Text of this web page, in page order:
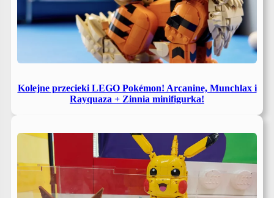
Kolejne przecieki LEGO Pokémon! Arcanine, Munchlax i
Rayquaza + Zinnia minifigurka!